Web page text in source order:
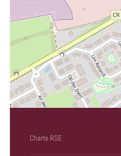
Charte RSE